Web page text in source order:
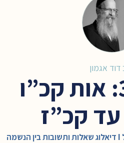
דוד אגמון
מפגש 34: אות קכ”ו
קכ”ז
ספר "דעת תבונות" I הרמח"ל I דיאלוג שאלות ותשובות בין הנשמה